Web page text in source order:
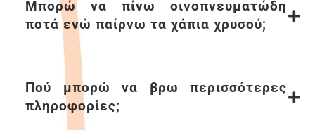
Μπορώ να πίνω οινοπνευµατώδη
ποτά ενώ παίρνω τα χάπια χρυσού;
Πού µπορώ να βρω περισσότερες
πληροφορίες;